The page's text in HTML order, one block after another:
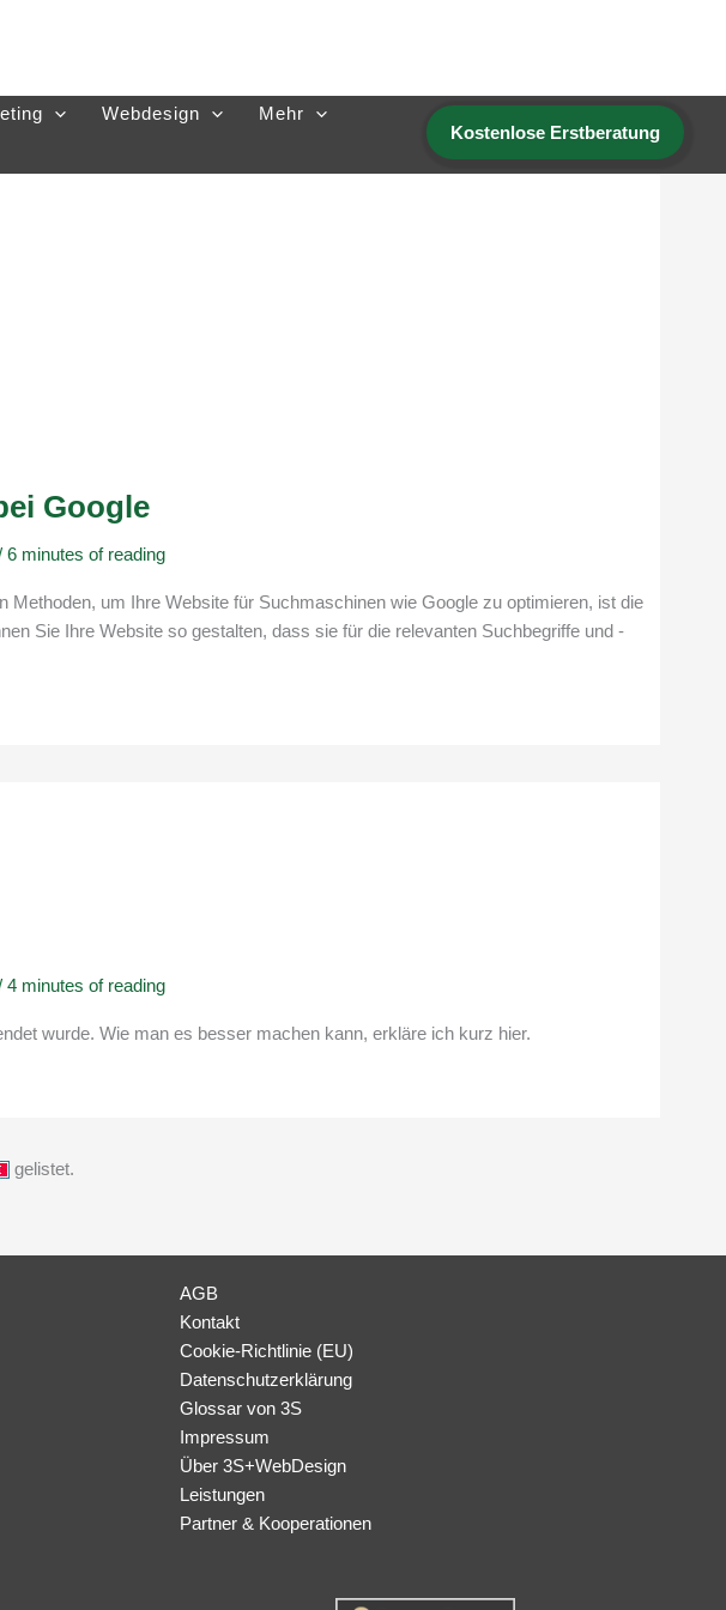
Webdesign
Mehr
Kostenlose Erstberatung
Google
6 minutes of reading
um Ihre Website für Suchmaschinen wie Google zu optimieren, ist die
Sie Ihre Website so gestalten, dass sie für die relevanten Suchbegriffe und -
4 minutes of reading
wurde. Wie man es besser machen kann, erkläre ich kurz hier.
gelistet.
AGB
Kontakt
Cookie-Richtlinie (EU)
Datenschutzerklärung
Glossar von 3S
Impressum
Über 3S+WebDesign
Leistungen
Partner & Kooperationen